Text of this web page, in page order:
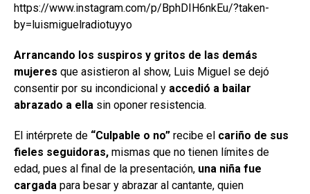
https://www.instagram.com/p/BphDIH6nkEu/?taken-
by=luismiguelradiotuyyo
Arrancando los suspiros y gritos de las demás
mujeres que asistieron al show, Luis Miguel se dejó
consentir por su incondicional y accedió a bailar
abrazado a ella sin oponer resistencia.
El intérprete de “Culpable o no” recibe el cariño de sus
fieles seguidoras, mismas que no tienen límites de
edad, pues al final de la presentación, una niña fue
cargada para besar y abrazar al cantante, quien